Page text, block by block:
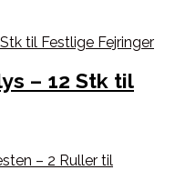
– 12 Stk til